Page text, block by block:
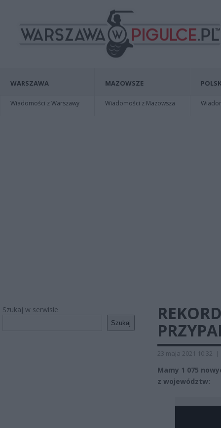
WARSZAWA
Wiadomości z Warszawy
MAZOWSZE
Wiadomości z Mazowsza
Szukaj w serwisie
Szukaj
23 maja 2021 10:32 |
Mamy 1 075
z województw: